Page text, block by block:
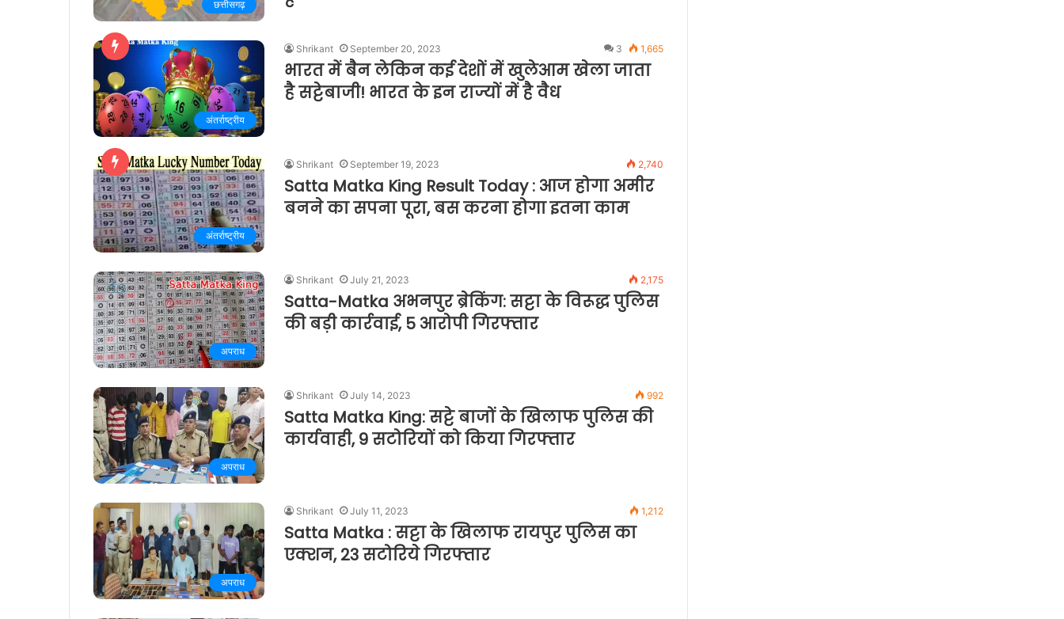
छत्तीसगढ़
अंतर्राष्ट्रीय
Shrikant September 20, 2023 3 1,665
भारत में बैन लेकिन कई देशों में खुलेआम खेला जाता
है सट्टेबाजी! भारत के इन राज्यों में है वैध
अंतर्राष्ट्रीय
Shrikant September 19, 2023 2,740
Satta Matka King Result Today : आज होगा अमीर
बनने का सपना पूरा, बस करना होगा इतना काम
अपराध
Shrikant July 21, 2023 2,175
Satta-Matka अभनपुर ब्रेकिंग: सट्टा के विरूद्ध पुलिस
की बड़ी कार्रवाई, 5 आरोपी गिरफ्तार
अपराध
Shrikant July 14, 2023 992
Satta Matka King: सट्टे बाजों के खिलाफ पुलिस की
कार्यवाही, 9 सटोरियों को किया गिरफ्तार
अपराध
Shrikant July 11, 2023 1,212
Satta Matka : सट्टा के खिलाफ रायपुर पुलिस का
एक्शन, 23 सटोरिये गिरफ्तार